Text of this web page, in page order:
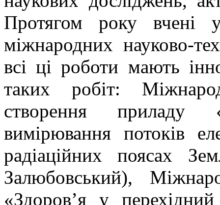
Протягом року вчені
міжнародних науково-
всі ці роботи мають
таких робіт:
створення приладу
вимірювання потоків
радіаційних поясах
Залюбовський),
«Здоров’я у